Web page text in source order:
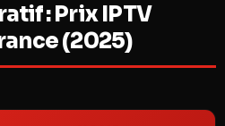
: Prix IPTV
(2025)